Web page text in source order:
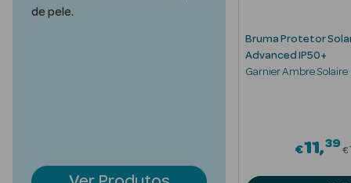
de pele.
Bruma Protetor
Advanced IP50+
Garnier Ambre Solaire
€11 39
€